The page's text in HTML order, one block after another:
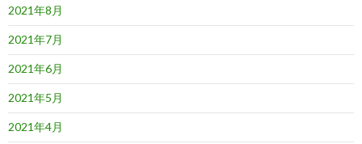
2021年8月
2021年7月
2021年6月
2021年5月
2021年4月